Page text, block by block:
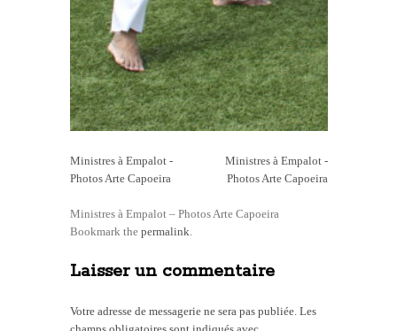
Ministres à Empalot -
Photos Arte Capoeira
Ministres à Empalot -
Photos Arte Capoeira
Ministres à Empalot – Photos Arte Capoeira
Bookmark the permalink
Laisser un commentaire
Votre adresse de messagerie ne sera pas publiée. Les